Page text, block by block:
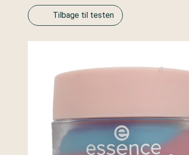
Tilbage til testen